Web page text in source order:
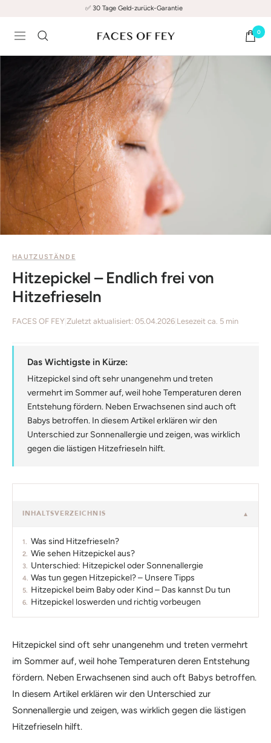
Inhalt
✅ 30 Tage Geld-zurück-Garantie
Navigation
FACES
FEY
0
HAUTZUSTÄNDE
Hitzepickel – Endlich frei von
Hitzefrieseln
FACES OF FEY Zuletzt aktualisiert: 05.04.2026 Lesezeit ca. 5 min
Das Wichtigste in Kürze:
Hitzepickel sind oft sehr unangenehm und treten
vermehrt im Sommer auf, weil hohe Temperaturen deren
Entstehung fördern. Neben Erwachsenen sind auch oft
Babys betroffen. In diesem Artikel erklären wir den
Unterschied zur Sonnenallergie und zeigen, was wirklich
gegen die lästigen Hitzefrieseln hilft.
INHALTSVERZEICHNIS ▼
Was sind Hitzefrieseln?
Wie sehen Hitzepickel aus?
Unterschied: Hitzepickel oder Sonnenallergie
Was tun gegen Hitzepickel? – Unsere Tipps
Hitzepickel beim Baby oder Kind – Das kannst Du tun
Hitzepickel loswerden und richtig vorbeugen
Hitzepickel sind oft sehr unangenehm und treten vermehrt
im Sommer auf, weil hohe Temperaturen deren Entstehung
fördern. Neben Erwachsenen sind auch oft Babys betroffen.
In diesem Artikel erklären wir den Unterschied zur
Sonnenallergie und zeigen, was wirklich gegen die lästigen
Hitzefrieseln hilft.